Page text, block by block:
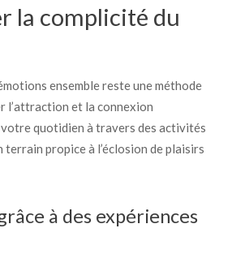
la complicité du
ensemble reste une méthode
l’attraction et la connexion
quotidien à travers des activités
propice à l’éclosion de plaisirs
à des expériences